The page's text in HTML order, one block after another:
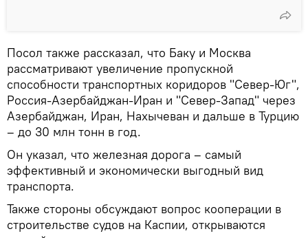
Посол также рассказал, что Баку и Москва
рассматривают увеличение пропускной
способности транспортных коридоров "Север-Юг",
Россия-Азербайджан-Иран и "Север-Запад" через
Азербайджан, Иран, Нахычеван и дальше в Турцию
– до 30 млн тонн в год.
Он указал, что железная дорога – самый
эффективный и экономически выгодный вид
транспорта.
Также стороны обсуждают вопрос кооперации в
строительстве судов на Каспии, открываются